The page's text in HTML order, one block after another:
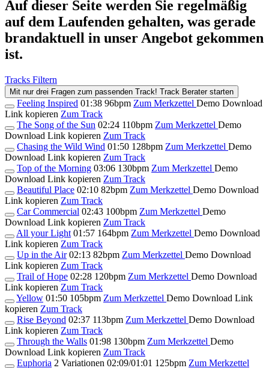
Auf dieser Seite werden Sie regelmäßig
auf dem Laufenden gehalten, was gerade
brandaktuell in unser Angebot gekommen
ist.
Tracks Filtern
Mit nur drei Fragen zum passenden Track! Track Berater starten
Feeling Inspired 01:38 96bpm Zum Merkzettel Demo Download
Link kopieren Zum Track
The Song of the Sun 02:24 110bpm Zum Merkzettel Demo
Download Link kopieren Zum Track
Chasing the Wild Wind 01:50 128bpm Zum Merkzettel Demo
Download Link kopieren Zum Track
Top of the Morning 03:06 130bpm Zum Merkzettel Demo
Download Link kopieren Zum Track
Beautiful Place 02:10 82bpm Zum Merkzettel Demo Download
Link kopieren Zum Track
Car Commercial 02:43 100bpm Zum Merkzettel Demo
Download Link kopieren Zum Track
All your Light 01:57 164bpm Zum Merkzettel Demo Download
Link kopieren Zum Track
Up in the Air 02:13 82bpm Zum Merkzettel Demo Download
Link kopieren Zum Track
Trail of Hope 02:28 120bpm Zum Merkzettel Demo Download
Link kopieren Zum Track
Yellow 01:50 105bpm Zum Merkzettel Demo Download Link
kopieren Zum Track
Rise Beyond 02:37 113bpm Zum Merkzettel Demo Download
Link kopieren Zum Track
Through the Walls 01:98 130bpm Zum Merkzettel Demo
Download Link kopieren Zum Track
Euphoria 2 Variationen 02:09/01:01 125bpm Zum Merkzettel